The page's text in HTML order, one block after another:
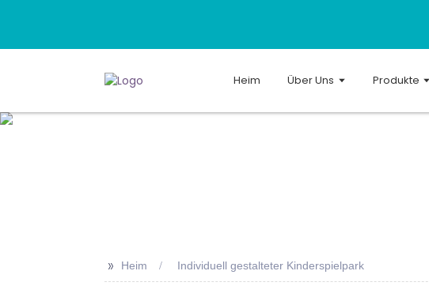
Heim Über Uns Produkte
>> Heim Individuell gestalteter Kinderspielpark